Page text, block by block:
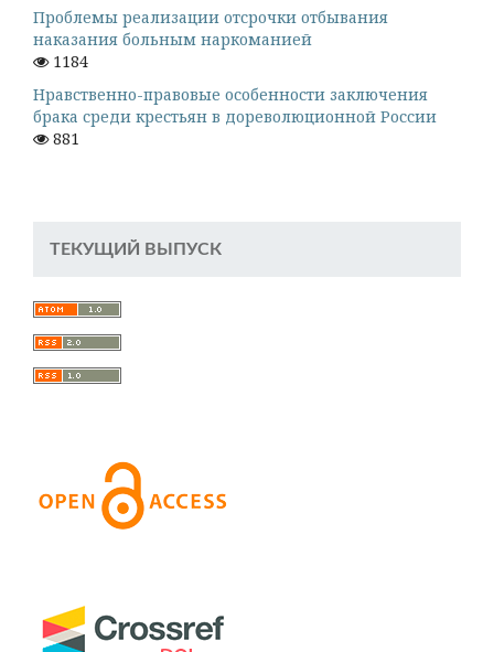
Проблемы реализации отсрочки отбывания
наказания больным наркоманией
1184
Нравственно-правовые особенности заключения
брака среди крестьян в дореволюционной России
881
ТЕКУЩИЙ ВЫПУСК